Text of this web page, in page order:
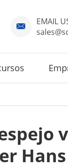

EMAIL
Hans